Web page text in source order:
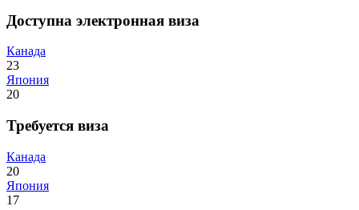
Доступна электронная виза
Канада
23
Япония
20
Требуется виза
Канада
20
Япония
17